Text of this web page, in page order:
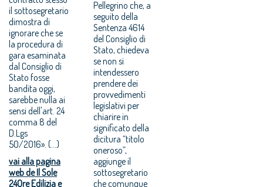
il sottosegretario
dimostra di
ignorare che se
la procedura di
gara esaminata
dal Consiglio di
Stato fosse
bandita oggi,
sarebbe nulla ai
sensi dell'art. 24
comma 8 del
D.Lgs
50/2016». (...)
vai alla pagina
web de Il Sole
24Ore Edilizia e
Pellegrino che, a
seguito della
Sentenza 4614
del Consiglio di
Stato, chiedeva
se non si
intendessero
prendere dei
provvedimenti
legislativi per
chiarire in
significato della
dicitura “titolo
oneroso”,
aggiunge il
sottosegretario
che comunque